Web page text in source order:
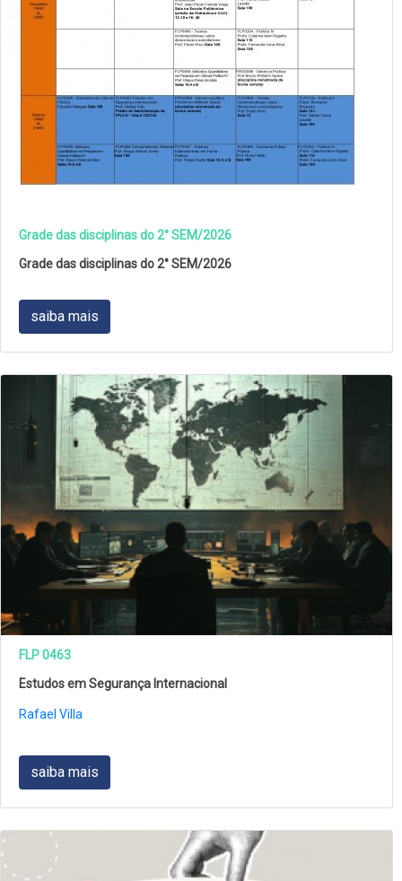
Grade das disciplinas do 2° SEM/2026
Grade das disciplinas do 2° SEM/2026
saiba mais
FLP 0463
Estudos em Segurança Internacional
Rafael Villa
saiba mais